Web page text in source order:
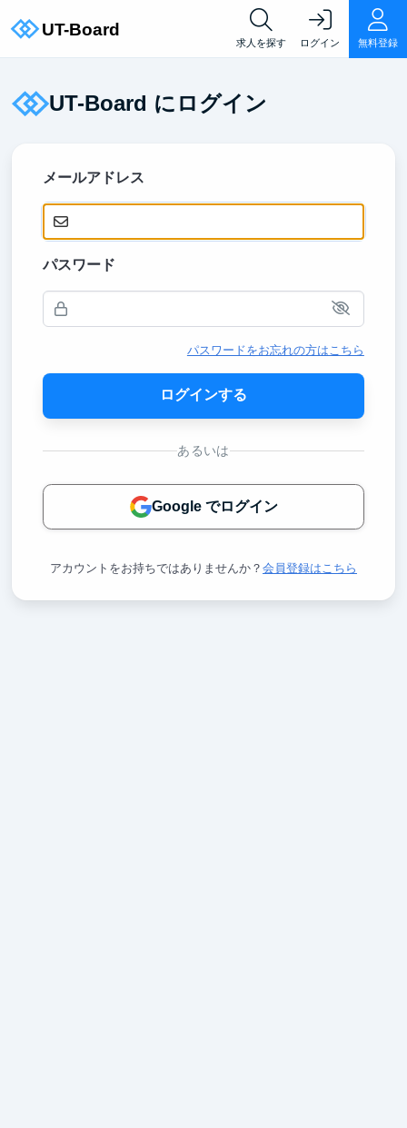
求人を探す ログイン 無料登録
UT-Board にログイン
メールアドレス
パスワード
パスワードをお忘れの方はこちら
ログインする
あるいは
Google でログイン
アカウントをお持ちではありませんか？ 会員登録はこちら